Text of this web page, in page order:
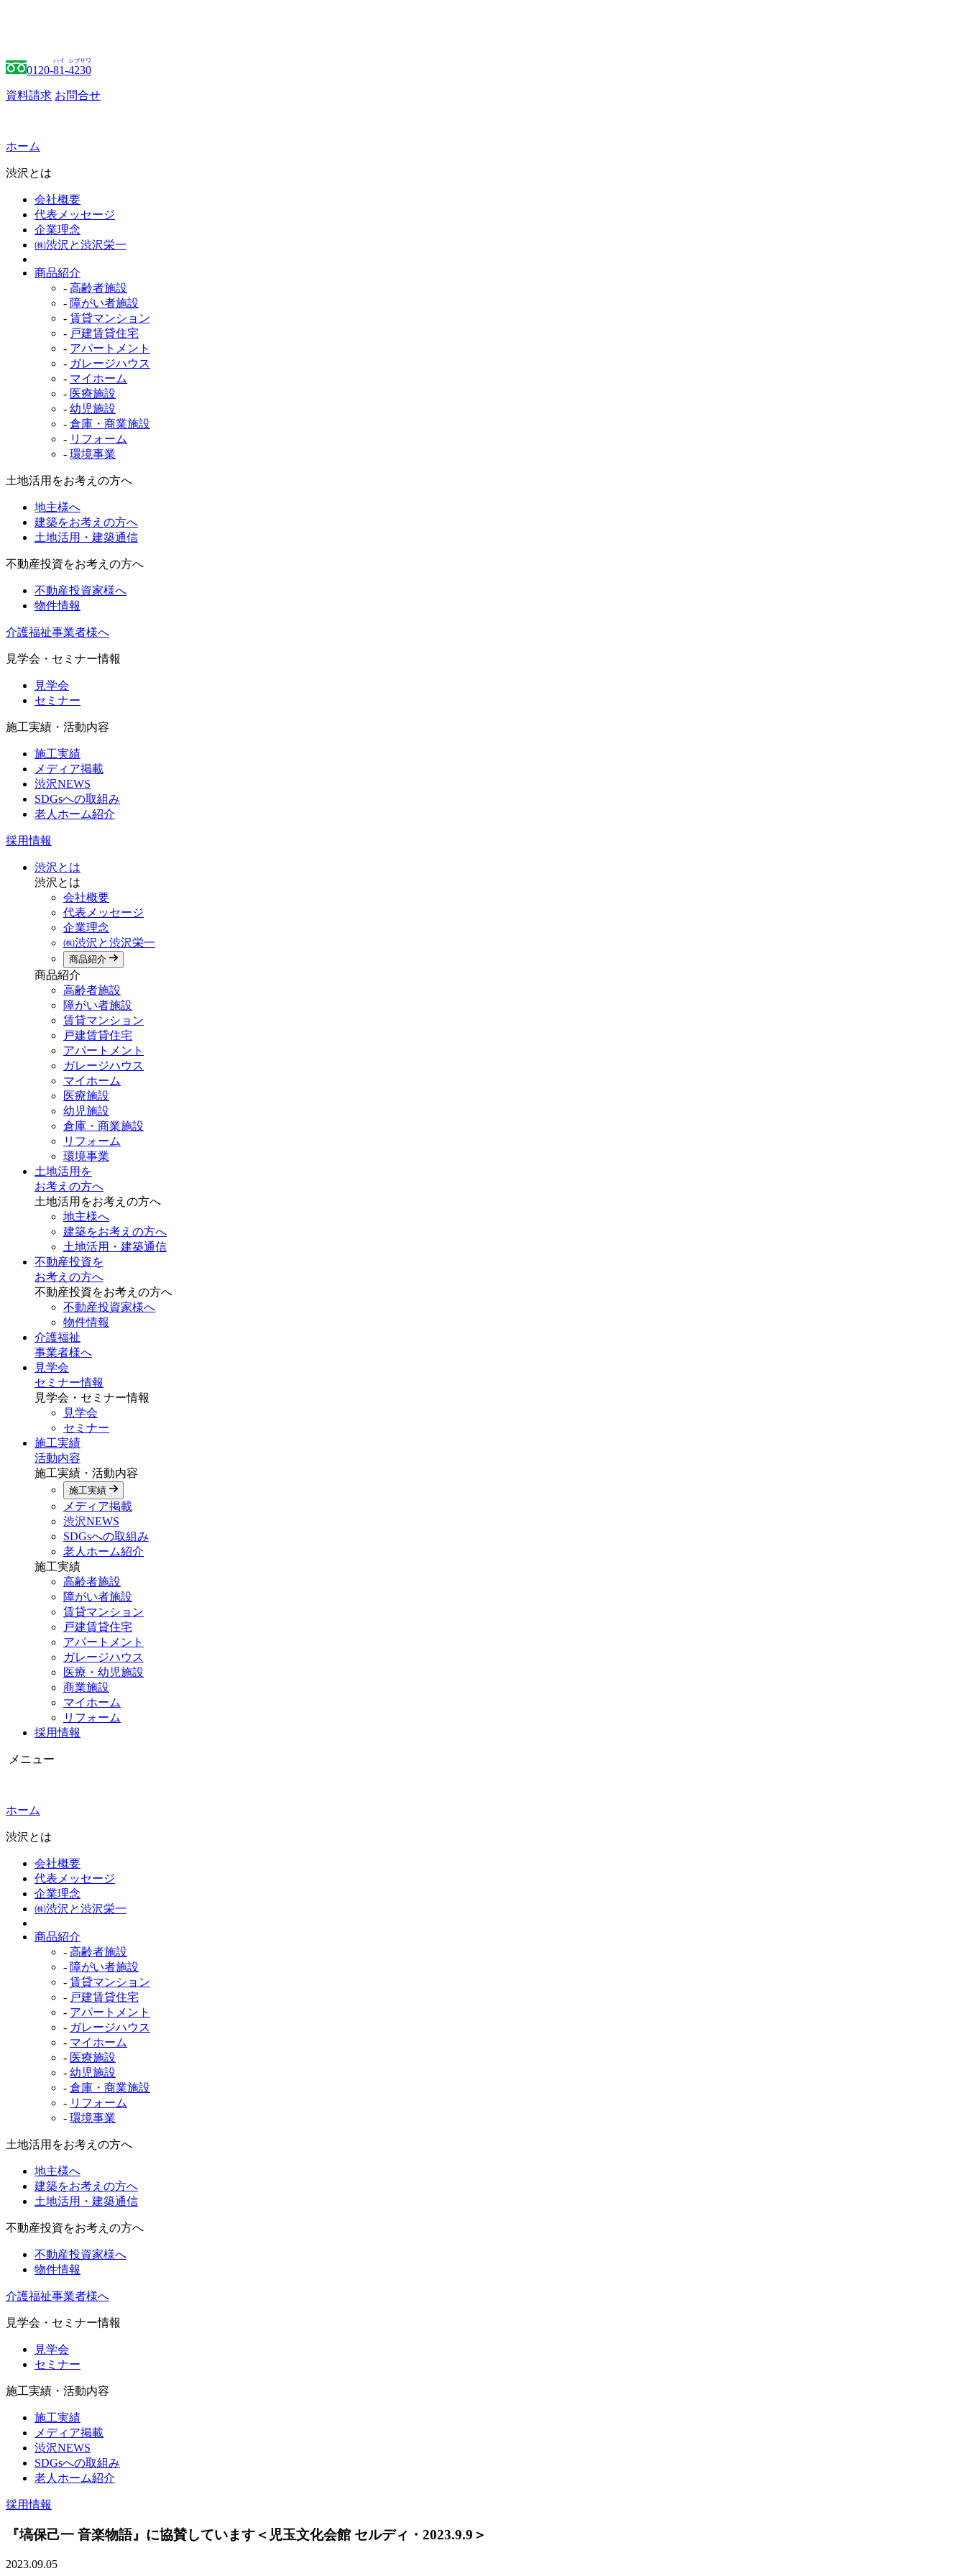
0120-81
ハイ
-4230
シブサワ
資料請求 お問合せ
ホーム
渋沢とは
会社概要
代表メッセージ
企業理念
㈱渋沢と渋沢栄一
商品紹介
- 高齢者施設
- 障がい者施設
- 賃貸マンション
- 戸建賃貸住宅
- アパートメント
- ガレージハウス
- マイホーム
- 医療施設
- 幼児施設
- 倉庫・商業施設
- リフォーム
- 環境事業
土地活用をお考えの方へ
地主様へ
建築をお考えの方へ
土地活用・建築通信
不動産投資をお考えの方へ
不動産投資家様へ
物件情報
介護福祉事業者様へ
見学会・セミナー情報
見学会
セミナー
施工実績・活動内容
施工実績
メディア掲載
渋沢NEWS
SDGsへの取組み
老人ホーム紹介
採用情報
渋沢とは
渋沢とは
会社概要
代表メッセージ
企業理念
㈱渋沢と渋沢栄一
商品紹介
商品紹介
高齢者施設
障がい者施設
賃貸マンション
戸建賃貸住宅
アパートメント
ガレージハウス
マイホーム
医療施設
幼児施設
倉庫・商業施設
リフォーム
環境事業
土地活用を
お考えの方へ
土地活用をお考えの方へ
地主様へ
建築をお考えの方へ
土地活用・建築通信
不動産投資を
お考えの方へ
不動産投資をお考えの方へ
不動産投資家様へ
物件情報
介護福祉
事業者様へ
見学会
セミナー情報
見学会・セミナー情報
見学会
セミナー
施工実績
活動内容
施工実績・活動内容
施工実績
メディア掲載
渋沢NEWS
SDGsへの取組み
老人ホーム紹介
施工実績
高齢者施設
障がい者施設
賃貸マンション
戸建賃貸住宅
アパートメント
ガレージハウス
医療・幼児施設
商業施設
マイホーム
リフォーム
採用情報
メニュー
ホーム
渋沢とは
会社概要
代表メッセージ
企業理念
㈱渋沢と渋沢栄一
商品紹介
- 高齢者施設
- 障がい者施設
- 賃貸マンション
- 戸建賃貸住宅
- アパートメント
- ガレージハウス
- マイホーム
- 医療施設
- 幼児施設
- 倉庫・商業施設
- リフォーム
- 環境事業
土地活用をお考えの方へ
地主様へ
建築をお考えの方へ
土地活用・建築通信
不動産投資をお考えの方へ
不動産投資家様へ
物件情報
介護福祉事業者様へ
見学会・セミナー情報
見学会
セミナー
施工実績・活動内容
施工実績
メディア掲載
渋沢NEWS
SDGsへの取組み
老人ホーム紹介
採用情報
『塙保己一 音楽物語』に協賛しています＜児玉文化会館 セルディ・2023.9.9＞
2023.09.05